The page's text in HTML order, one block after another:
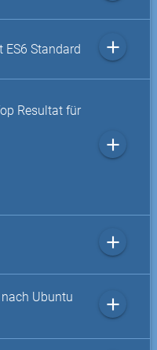
Standard add
Resultat für
add
add
Ubuntu
add